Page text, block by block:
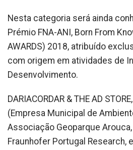
Nesta categoria será ainda
Prémio FNA-ANI, Born From
AWARDS) 2018, atribuído
com origem em atividades de
Desenvolvimento.
DARIACORDAR & THE AD
(Empresa Municipal de
Associação Geoparque
Fraunhofer Portugal Research,